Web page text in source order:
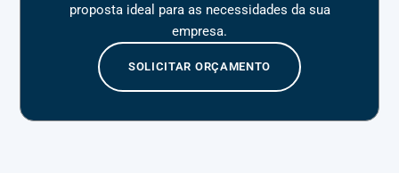
proposta ideal para as necessidades da sua
empresa.
SOLICITAR ORÇAMENTO